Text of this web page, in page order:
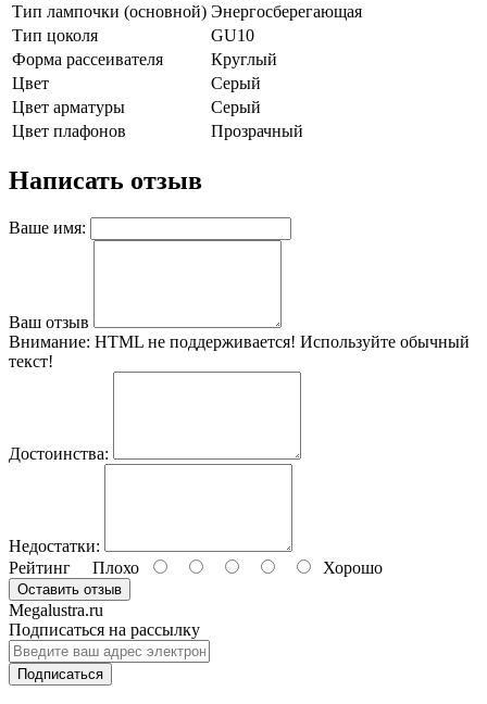
Тип лампочки (основной) Энергосберегающая
Тип цоколя
GU10
Форма рассеивателя
Круглый
Цвет
Серый
Цвет арматуры
Серый
Цвет плафонов
Прозрачный
Написать отзыв
Ваше имя:
Ваш отзыв
Внимание: HTML не поддерживается! Используйте обычный
текст!
Достоинства:
Недостатки:
Рейтинг Плохо Хорошо
Оставить отзыв
Megalustra.ru
Подписаться на рассылку
Подписаться